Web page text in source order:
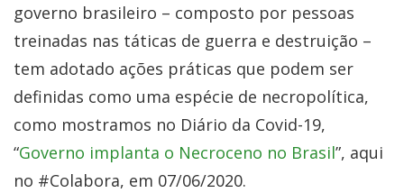
governo brasileiro – composto por pessoas
treinadas nas táticas de guerra e destruição –
tem adotado ações práticas que podem ser
definidas como uma espécie de necropolítica,
como mostramos no Diário da Covid-19,
“Governo implanta o Necroceno no Brasil”, aqui
no #Colabora, em 07/06/2020.